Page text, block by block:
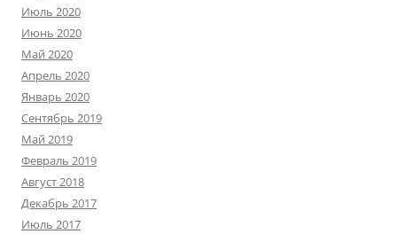
Июль 2020
Июнь 2020
Май 2020
Апрель 2020
Январь 2020
Сентябрь 2019
Май 2019
Февраль 2019
Август 2018
Декабрь 2017
Июль 2017